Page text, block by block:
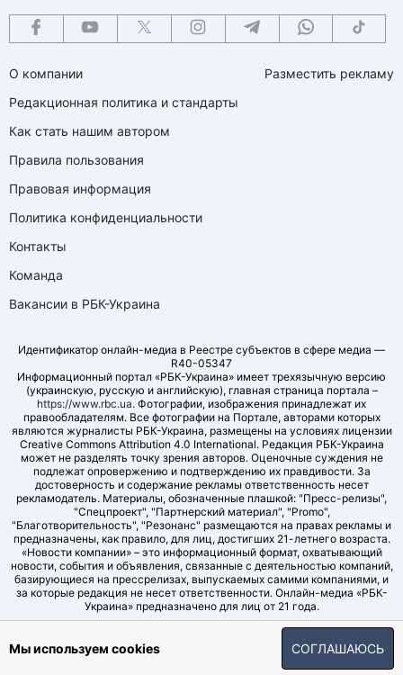
О компании
Редакционная политика и стандарты
Как стать нашим автором
Правила пользования
Правовая информация
Политика конфиденциальности
Контакты
Команда
Вакансии в РБК-Украина
Разместить рекламу
Идентификатор онлайн-медиа в Реестре субъектов в сфере медиа —
R40-05347
Информационный портал «РБК-Украина» имеет трехязычную версию
(украинскую, русскую и английскую), главная страница портала –
https://www.rbc.ua. Фотографии, изображения принадлежат их
правообладателям. Все фотографии на Портале, авторами которых
являются журналисты РБК-Украина, размещены на условиях лицензии
Creative Commons Attribution 4.0 International. Редакция РБК-Украина
может не разделять точку зрения авторов. Оценочные суждения не
подлежат опровержению и подтверждению их правдивости. За
достоверность и содержание рекламы ответственность несет
рекламодатель. Материалы, обозначенные плашкой: "Пресс-релизы",
"Спецпроект", "Партнерский материал", "Promo",
"Благотворительность", "Резонанс" размещаются на правах рекламы и
предназначены, как правило, для лиц, достигших 21-летнего возраста.
«Новости компании» – это информационный формат, охватывающий
новости, события и объявления, связанные с деятельностью компаний,
базирующиеся на прессрелизах, выпускаемых самими компаниями, и
за которые редакция не несет ответственности. Онлайн-медиа «РБК-
Украина» предназначено для лиц от 21 года.
© LLC "UBT MEDIA", 2006-2026.
Мы используем cookies СОГЛАШАЮСЬ